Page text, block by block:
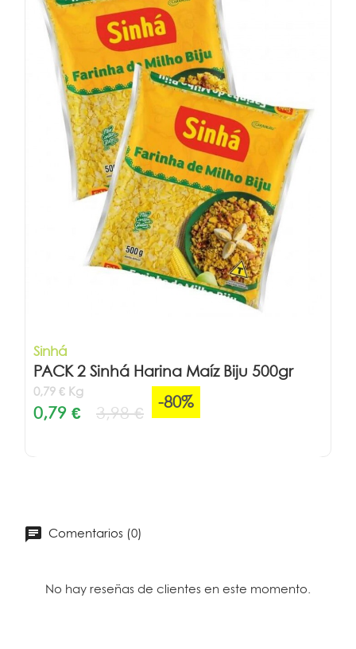
Sinhá
PACK 2 Sinhá Harina Maíz Biju 500gr
0,79 € Kg
0,79 € 3,98 €
-80%
Comentarios (0)
No hay reseñas de clientes en este momento.